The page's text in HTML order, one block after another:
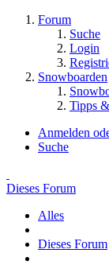
Forum
Suche
Login
Snowboarden
Tipps
Anmelden
Suche
Dieses Forum
Alles
Dieses Forum